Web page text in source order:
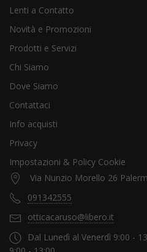
Lenti a Contatto
Novità e Promozioni
Prodotti e Servizi
Chi Siamo
Dove Siamo
Contattaci
Info acquisti
Privacy
Impostazioni & Policy Cookie
Via Nunzio Morello 26
091342555
otticacaruso@libero.it
Dal Lunedì al Venerdì 9:00 -